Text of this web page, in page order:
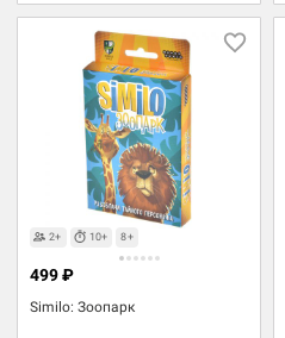
2+ 10+ 8+
Similo: Зоопарк
499 ₽